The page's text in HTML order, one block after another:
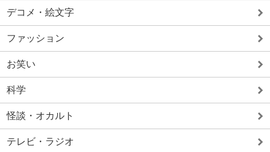
デコメ・絵文字
ファッション
お笑い
科学
怪談・オカルト
テレビ・ラジオ